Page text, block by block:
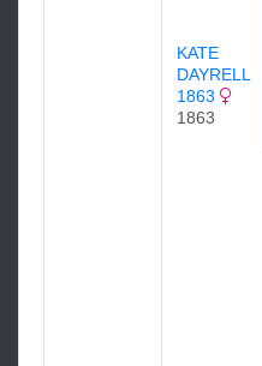
KATE
DAYRELL
1863
1863